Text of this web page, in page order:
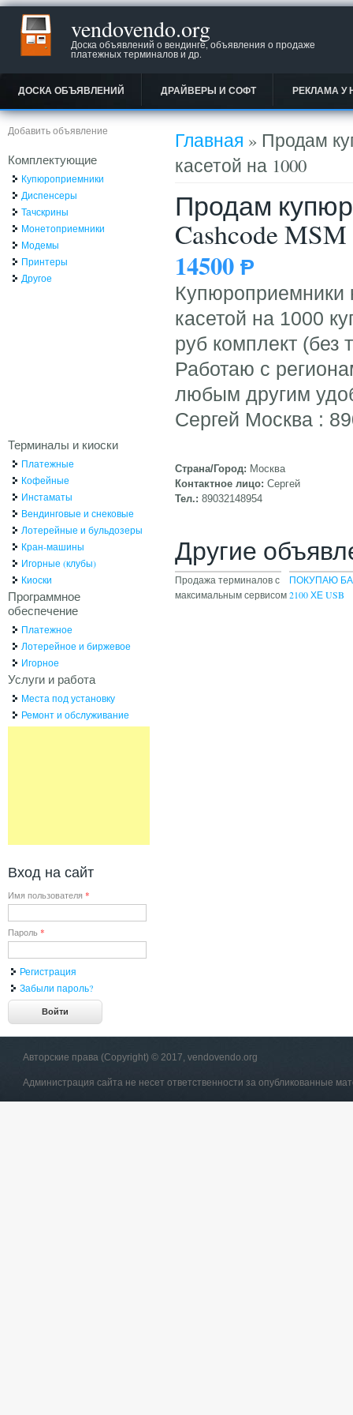
vendovendo.org
Доска объявлений о вендинге, объявления о продаже
платежных терминалов и др.
ДОСКА ОБЪЯВЛЕНИЙ ДРАЙВЕРЫ И СОФТ РЕКЛАМА У
Вы здесь
Главная » Продам
касетой на 1000
Продам
Cashcode
14500 Ᵽ
Купюроприемники
касетой на 1000
руб комплект (без
Работаю с
любым другим
Сергей Москва :
Страна/Город: Москва
Контактное лицо: Сергей
Тел.: 89032148954
Другие
Продажа терминалов с
максимальным сервисом
ПОКУПАЮ
2100 ХЕ USB
Добавить объявление
Комплектующие
Купюроприемники
Диспенсеры
Тачскрины
Монетоприемники
Модемы
Принтеры
Другое
Терминалы и киоски
Платежные
Кофейные
Инстаматы
Вендинговые и снековые
Лотерейные и бульдозеры
Кран-машины
Игорные (клубы)
Киоски
Программное
обеспечение
Платежное
Лотерейное и биржевое
Игорное
Услуги и работа
Места под установку
Ремонт и обслуживание
Вход на сайт
Имя пользователя *
Пароль *
Регистрация
Забыли пароль?
Авторские права (Copyright) © 2017, vendovendo.org
Администрация сайта не несет ответственности за опубликованные